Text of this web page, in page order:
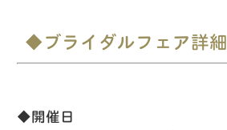
◆ブライダルフェア詳細
◆開催日